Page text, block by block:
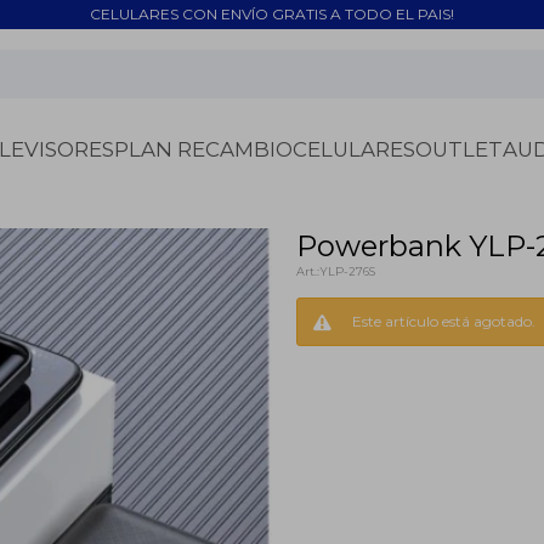
CELULARES CON ENVÍO GRATIS A TODO EL PAIS!
PLAN RECAMBIOCELULARESOUTLET
Powerbank
YLP-276S
Este artículo está agotado.